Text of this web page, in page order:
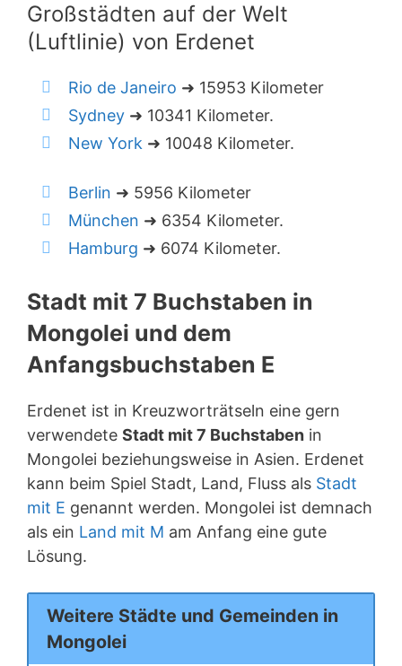
Großstädten auf der Welt
(Luftlinie) von Erdenet
Rio de Janeiro ➜ 15953 Kilometer
Sydney ➜ 10341 Kilometer.
New York ➜ 10048 Kilometer.
Berlin ➜ 5956 Kilometer
München ➜ 6354 Kilometer.
Hamburg ➜ 6074 Kilometer.
Stadt mit 7 Buchstaben in
Mongolei und dem
Anfangsbuchstaben E
Erdenet ist in Kreuzworträtseln eine gern
verwendete Stadt mit 7 Buchstaben in
Mongolei beziehungsweise in Asien. Erdenet
kann beim Spiel Stadt, Land, Fluss als Stadt
mit E genannt werden. Mongolei ist demnach
als ein Land mit M am Anfang eine gute
Lösung.
Weitere Städte und Gemeinden in
Mongolei